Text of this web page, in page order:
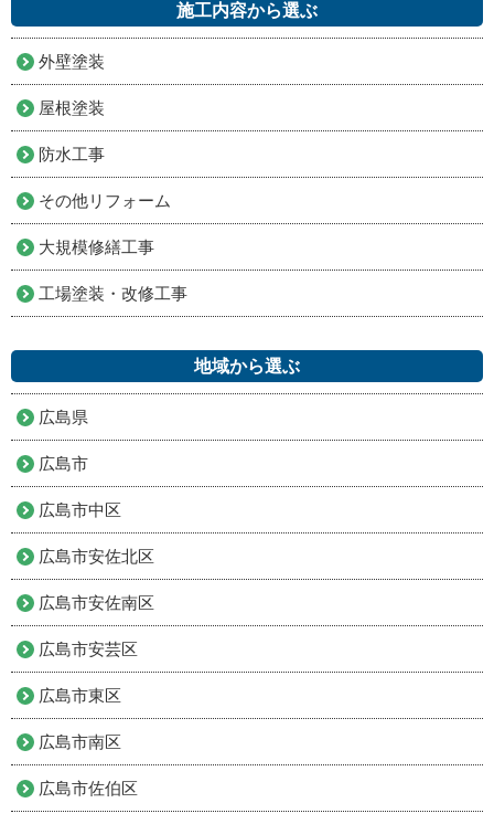
施工内容から選ぶ
外壁塗装
屋根塗装
防水工事
その他リフォーム
大規模修繕工事
工場塗装・改修工事
地域から選ぶ
広島県
広島市
広島市中区
広島市安佐北区
広島市安佐南区
広島市安芸区
広島市東区
広島市南区
広島市佐伯区